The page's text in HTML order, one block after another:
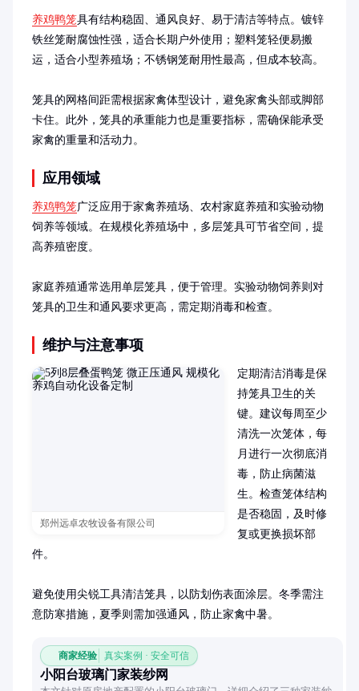
养鸡鸭笼具有结构稳固、通风良好、易于清洁等特点。镀锌
铁丝笼耐腐蚀性强，适合长期户外使用；塑料笼轻便易搬
运，适合小型养殖场；不锈钢笼耐用性最高，但成本较高。
笼具的网格间距需根据家禽体型设计，避免家禽头部或脚部
卡住。此外，笼具的承重能力也是重要指标，需确保能承受
家禽的重量和活动力。
应用领域
养鸡鸭笼广泛应用于家禽养殖场、农村家庭养殖和实验动物
饲养等领域。在规模化养殖场中，多层笼具可节省空间，提
高养殖密度。
家庭养殖通常选用单层笼具，便于管理。实验动物饲养则对
笼具的卫生和通风要求更高，需定期消毒和检查。
维护与注意事项
郑州远卓农牧设备有限公司
定期清洁消毒是保
持笼具卫生的关
键。建议每周至少
清洗一次笼体，每
月进行一次彻底消
毒，防止病菌滋
生。检查笼体结构
是否稳固，及时修
复或更换损坏部
件。
避免使用尖锐工具清洁笼具，以防划伤表面涂层。冬季需注
意防寒措施，夏季则需加强通风，防止家禽中暑。
商家经验 真实案例 · 安全可信
小阳台玻璃门家装纱网